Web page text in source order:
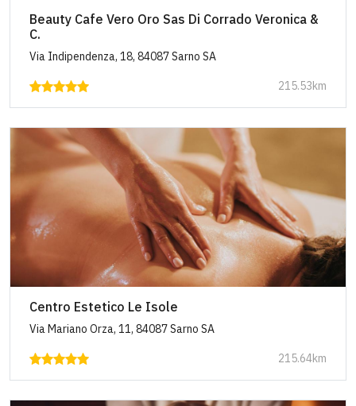
Beauty Cafe Vero Oro Sas Di Corrado Veronica &
C.
Via Indipendenza, 18, 84087 Sarno SA
215.53km
Centro Estetico Le Isole
Via Mariano Orza, 11, 84087 Sarno SA
215.64km